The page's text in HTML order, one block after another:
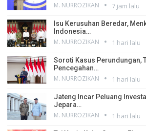
M. NURROZIKAN 7 jam lalu
Isu Kerusuhan Beredar,
Indonesia…
M. NURROZIKAN 1 hari lalu
Soroti Kasus Perundungan,
Pencegahan…
M. NURROZIKAN 1 hari lalu
Jateng Incar Peluang
Jepara…
M. NURROZIKAN 1 hari lalu